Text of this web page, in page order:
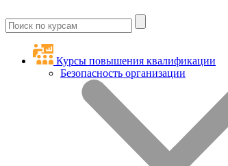
Курсы повышения квалификации
Безопасность организации